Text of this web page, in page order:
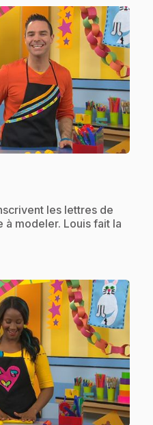
les lettres de
modeler. Louis fait la